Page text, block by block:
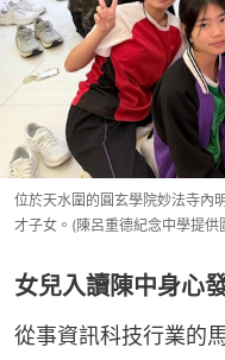
位於天水圍的圓玄學院妙法寺內
才子女。(陳呂重德紀念中學提供
女兒入讀陳中身心
從事資訊科技行業的